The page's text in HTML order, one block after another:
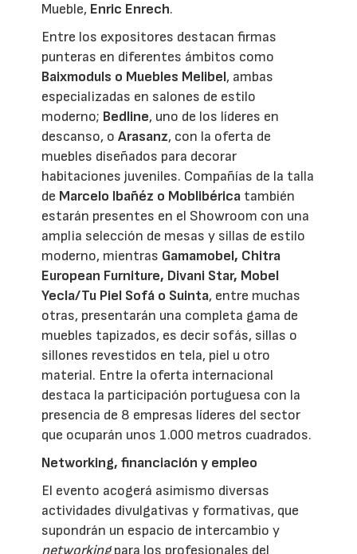
Mueble, Enric Enrech.
Entre los expositores destacan firmas
punteras en diferentes ámbitos como
Baixmoduls o Muebles Melibel, ambas
especializadas en salones de estilo
moderno; Bedline, uno de los líderes en
descanso, oArasanz, con la oferta de
muebles diseñados para decorar
habitaciones juveniles. Compañías de la talla
de Marcelo Ibañéz o Moblibérica también
estarán presentes en el Showroom con una
amplia selección de mesas y sillas de estilo
moderno, mientras Gamamobel, Chitra
European Furniture, Divani Star, Mobel
Yecla/Tu Piel Sofá o Suinta, entre muchas
otras, presentarán una completa gama de
muebles tapizados, es decir sofás, sillas o
sillones revestidos en tela, piel u otro
material. Entre la oferta internacional
destaca la participación portuguesa con la
presencia de 8 empresas líderes del sector
que ocuparán unos 1.000 metros cuadrados.
Networking, financiación y empleo
El evento acogerá asimismo diversas
actividades divulgativas y formativas, que
supondrán un espacio de intercambio y